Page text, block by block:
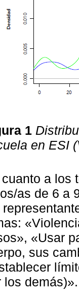
1
en ESI
cuanto a los
as de 6 a
«Usar
sus
los demás)».